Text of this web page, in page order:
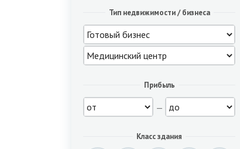
Тип недвижимости / бизнеса
Прибыль
—
Класс здания